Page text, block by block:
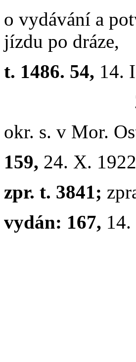
o vydávání a
jízdu po dráze,
t. 1486. 54, 14.
okr. s. v Mor.
159, 24. X.
zpr. t. 3841;
vydán: 167,